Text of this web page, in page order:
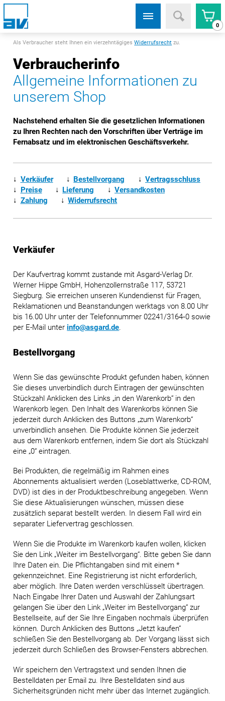
0
Als Verbraucher steht Ihnen ein vierzehntägigesWiderrufsrecht zu.
Verbraucherinfo
Allgemeine Informationen zu
unserem Shop
Nachstehend erhalten Sie die gesetzlichen Informationen
zu Ihren Rechten nach den Vorschriften über Verträge im
Fernabsatz und im elektronischen Geschäftsverkehr.
↓ Verkäufer ↓ Bestellvorgang ↓ Vertragsschluss
↓
Preise ↓ Lieferung ↓ Versandkosten
↓ Zahlung ↓ Widerrufsrecht
Verkäufer
Der Kaufvertrag kommt zustande mit Asgard-Verlag Dr.
Werner Hippe GmbH, Hohenzollernstraße 117, 53721
Siegburg. Sie erreichen unseren Kundendienst für Fragen,
Reklamationen und Beanstandungen werktags von 8.00 Uhr
bis 16.00 Uhr unter der Telefonnummer 02241/3164‑0 sowie
per E-Mail unterinfo@asgard.de.
Bestellvorgang
Wenn Sie das gewünschte Produkt gefunden haben, können
Sie dieses unverbindlich durch Eintragen der gewünschten
Stückzahl Anklicken des Links „in den Warenkorb“ in den
Warenkorb legen. Den Inhalt des Warenkorbs können Sie
jederzeit durch Anklicken des Buttons „zum Warenkorb“
unverbindlich ansehen. Die Produkte können Sie jederzeit
aus dem Warenkorb entfernen, indem Sie dort als Stückzahl
eine „0“ eintragen.
Bei Produkten, die regelmäßig im Rahmen eines
Abonnements aktualisiert werden (Loseblattwerke, CD-ROM,
DVD) ist dies in der Produktbeschreibung angegeben. Wenn
Sie diese Aktualisierungen wünschen, müssen diese
zusätzlich separat bestellt werden. In diesem Fall wird ein
separater Liefervertrag geschlossen.
Wenn Sie die Produkte im Warenkorb kaufen wollen, klicken
Sie den Link „Weiter im Bestellvorgang“. Bitte geben Sie dann
Ihre Daten ein. Die Pflichtangaben sind mit einem *
gekennzeichnet. Eine Registrierung ist nicht erforderlich,
aber möglich. Ihre Daten werden verschlüsselt übertragen.
Nach Eingabe Ihrer Daten und Auswahl der Zahlungsart
gelangen Sie über den Link „Weiter im Bestellvorgang“ zur
Bestellseite, auf der Sie Ihre Eingaben nochmals überprüfen
können. Durch Anklicken des Buttons „Jetzt kaufen“
schließen Sie den Bestellvorgang ab. Der Vorgang lässt sich
jederzeit durch Schließen des Browser-Fensters abbrechen.
Wir speichern den Vertragstext und senden Ihnen die
Bestelldaten per Email zu. Ihre Bestelldaten sind aus
Sicherheitsgründen nicht mehr über das Internet zugänglich.